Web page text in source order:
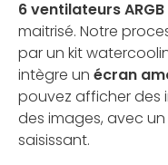
6 ventilateurs ARGB
maitrisé. Notre
par un kit
intègre un écran
pouvez afficher des
des images, avec
saisissant.